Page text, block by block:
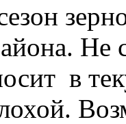
Не
в